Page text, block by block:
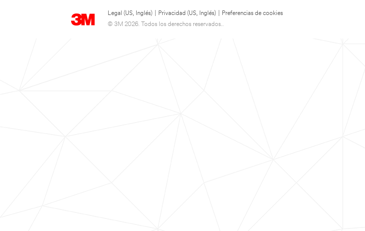
Legal (US, Inglés) Privacidad (US, Inglés)
Preferencias de cookies
© 3M 2026. Todos los derechos reservados..